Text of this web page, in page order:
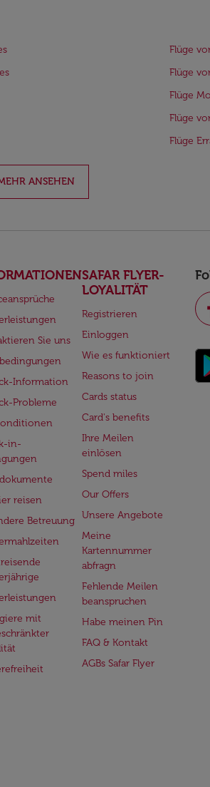
Flüge
Flüge
Flüge
Flüge
Flüge
ANSEHEN
Sie uns
Information
Probleme
in-
reisen
Betreuung
mit
SAFAR FLYER-
LOYALITÄT
Registrieren
Einloggen
Wie es funktioniert
Reasons to join
Cards status
Card's benefits
Ihre Meilen
einlösen
Spend miles
Our Offers
Unsere Angebote
Meine
Kartennummer
abfragn
Fehlende Meilen
beanspruchen
Habe meinen Pin
FAQ & Kontakt
AGBs Safar Flyer